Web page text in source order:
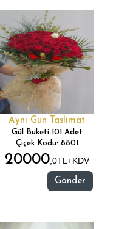
Aynı Gün Taslimat
Gül Buketi 101 Adet
Çiçek Kodu: 8801
20000,0TL+KDV
Gönder